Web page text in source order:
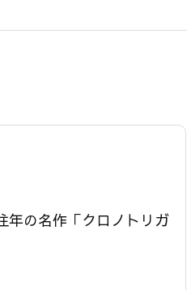
年の名作「クロノトリガ